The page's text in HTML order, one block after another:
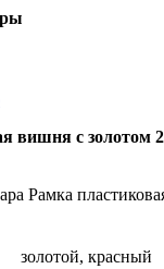
вишня с золотом
Рамка
золотой, красный